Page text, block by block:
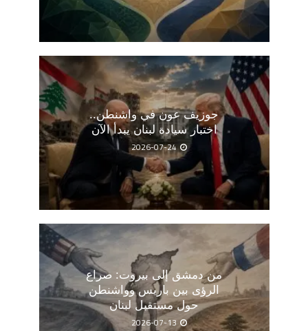
جوزيف عون في واشنطن..
اختبار سيادة لبنان يبدأ الآن
2026-07-24
من دمشق إلى بيروت: صراع
الرؤى بين باريس وواشنطن
حول مستقبل لبنان
2026-07-13